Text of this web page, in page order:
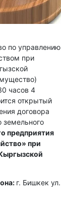
по управлению
при
часов 4
открытый
договора
земельного
предприятия
при
г. Бишкек ул.